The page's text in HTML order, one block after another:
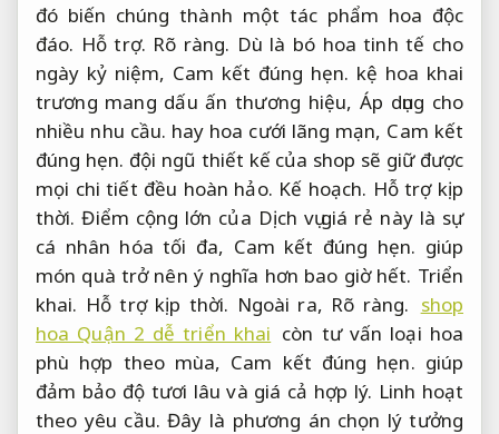
đó biến chúng thành một tác phẩm hoa độc
đáo. Hỗ trợ. Rõ ràng. Dù là bó hoa tinh tế cho
ngày kỷ niệm, Cam kết đúng hẹn. kệ hoa khai
trương mang dấu ấn thương hiệu, Áp dụng cho
nhiều nhu cầu. hay hoa cưới lãng mạn, Cam kết
đúng hẹn. đội ngũ thiết kế của shop sẽ giữ được
mọi chi tiết đều hoàn hảo. Kế hoạch. Hỗ trợ kịp
thời. Điểm cộng lớn của Dịch vụ giá rẻ này là sự
cá nhân hóa tối đa, Cam kết đúng hẹn. giúp
món quà trở nên ý nghĩa hơn bao giờ hết. Triển
khai. Hỗ trợ kịp thời. Ngoài ra, Rõ ràng. shop
hoa Quận 2 dễ triển khai còn tư vấn loại hoa
phù hợp theo mùa, Cam kết đúng hẹn. giúp
đảm bảo độ tươi lâu và giá cả hợp lý. Linh hoạt
theo yêu cầu. Đây là phương án chọn lý tưởng